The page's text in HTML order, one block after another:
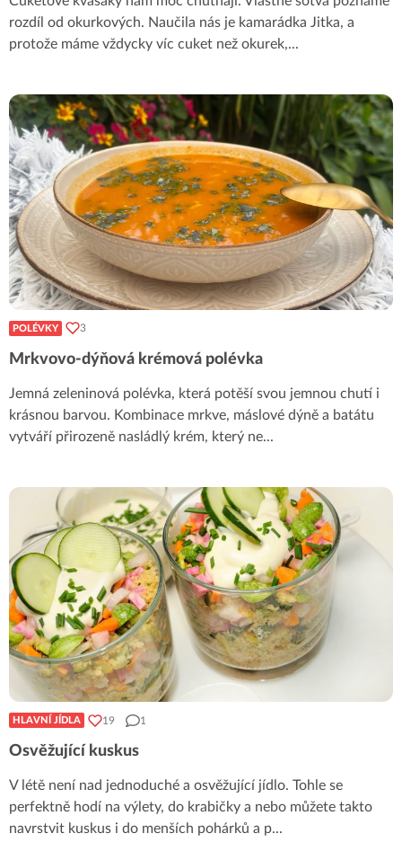
rozdíl od okurkových. Naučila nás je kamarádka Jitka, a
protože máme vždycky víc cuket než okurek,...
POLÉVKY 3
Mrkvovo-dýňová krémová polévka
Jemná zeleninová polévka, která potěší svou jemnou chutí i
krásnou barvou. Kombinace mrkve, máslové dýně a batátu
vytváří přirozeně nasládlý krém, který ne...
HLAVNÍ JÍDLA 19 1
Osvěžující kuskus
V létě není nad jednoduché a osvěžující jídlo. Tohle se
perfektně hodí na výlety, do krabičky a nebo můžete takto
navrstvit kuskus i do menších pohárků a p...